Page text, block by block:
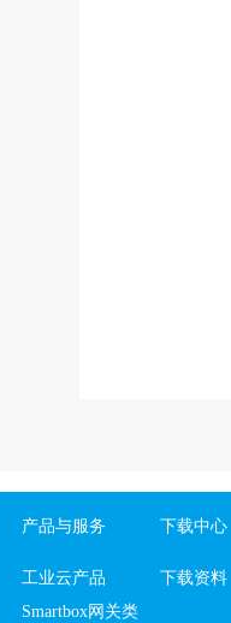
产品与服务
工业云产品
Smartbox网关类
下载中心
下载资料